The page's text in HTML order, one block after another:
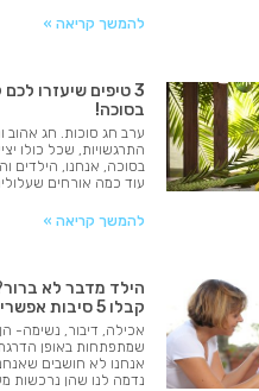
להמשך קריאה »
3 טיפים שיעזרו
בסוכה!
ערב חג סוכות. חג אהוב
התרגשויות, שכל כולו
בסוכה, אנחנו, הילדים
עוד כמה אורחים
להמשך קריאה »
הילד מדבר לא
קבלו 5 סיבות אפשריות לכך!
אכילה, דיבור, נשימה-
שמתפתחות באופן
אנחנו לא חושבים
נדמה לנו שהן נרכשות